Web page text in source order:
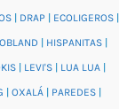
| DRAP | ECOLIGEROS |
| HISPANITAS |
| LEVI'S | LUA LUA |
| OXALÁ | PAREDES |